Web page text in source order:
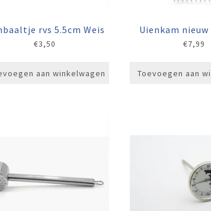
rvs 5.5cm Weis
€3,50
aan winkelwagen
Uienkam nieuw
€7,99
Toevoegen aan